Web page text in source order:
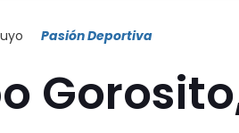
Pasión Deportiva